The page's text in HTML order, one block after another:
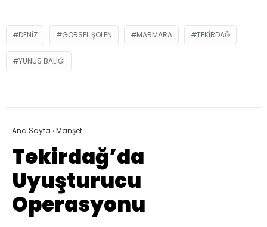
DENIZ GÖRSEL ŞÖLEN MARMARA TEKIRDAĞ
YUNUS BALIĞI
Ana Sayfa ›Manşet
Tekirdağ’da
Uyuşturucu
Operasyonu